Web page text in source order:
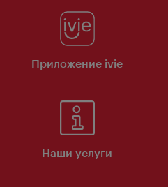
Приложение ivie
Наши услуги